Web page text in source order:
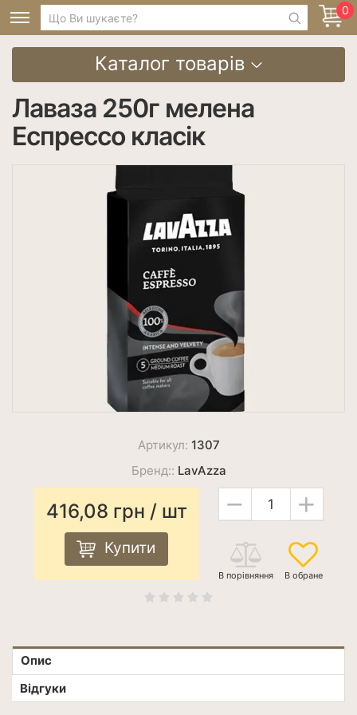
0
Каталог товарів
Лаваза 250г мелена
Еспрессо класік
Артикул: 1307
Бренд:: LavAzza
416,08 грн / шт
Купити
− +
Опис
Відгуки